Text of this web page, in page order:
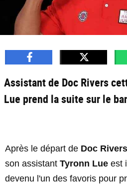
Assistant de Doc Rivers
Lue prend la suite sur le
Après le départ de Doc Rivers
son assistant Tyronn Lue est
devenu l'un des favoris pour